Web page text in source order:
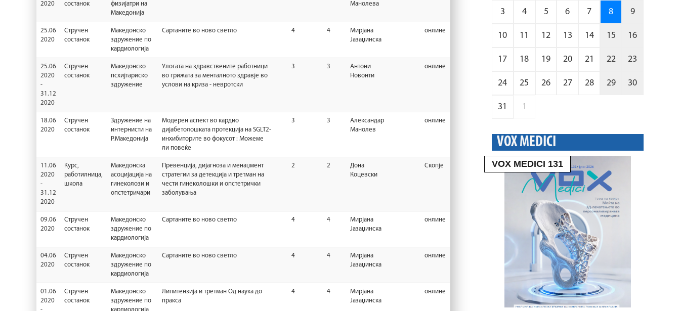
2020
состанок
физијатри на
Македонија
Манолева
25.06
2020
Стручен
состанок
Македонско
здружение по
кардиологија
Сартаните во ново светло 4 4
Мирјана
Јазаџинска
онлине
25.06
2020
-
31.12
2020
Стручен
состанок
Македонско
псхијтариско
здружение
Улогата на здравствените работници
во грижата за менталното здравје во
услови на криза - невротски
3 3
Антони
Новонти
онлине
18.06
2020
Стручен
состанок
Здружение на
интернисти на
Р.Македонија
Модерен аспект во кардио
дијабетолошката протекција на SGLT2-
инхибиторите во фокусот : Moжеме
ли повеќе
3 3
Александар
Манолев
онлине
11.06
2020
-
31.12
2020
Курс,
работилница,
школа
Македонска
асоцијација на
гинеколози и
опстетричари
Превенција, дијагноза и менаџмент
стратегии за детекција и третман на
чести гинеколошки и опстетрички
заболувања
2 2
Дона
Коцевски
Скопје
09.06
2020
Стручен
состанок
Македонско
здружение по
кардиологија
Сартаните во ново светло 4 4
Мирјана
Јазаџинска
онлине
04.06
2020
Стручен
состанок
Македонско
здружение по
кардиологија
Сартаните во ново светло 4 4
Мирјана
Јазаџинска
онлине
01.06
2020
Стручен
состанок
Македонско
здружение по
Липитензија и третман Од наука до
пракса
4 4
Мирјана
Јазаџинска
онлине
3 4 5 6 7 8 9
10 11 12 13 14 15 16
17 18 19 20 21 22 23
24 25 26 27 28 29 30
31 1
VOX MEDICI
VOX MEDICI 131